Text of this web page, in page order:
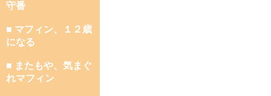
守番
■ マフィン、１２歳
になる
■ またもや、気まぐ
れマフィン